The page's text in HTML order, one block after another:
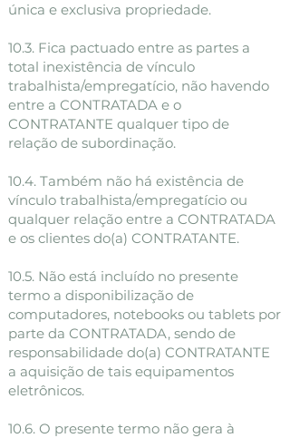
única e exclusiva propriedade.
10.3. Fica pactuado entre as partes a
total inexistência de vínculo
trabalhista/empregatício, não havendo
entre a CONTRATADA e o
CONTRATANTE qualquer tipo de
relação de subordinação.
10.4. Também não há existência de
vínculo trabalhista/empregatício ou
qualquer relação entre a CONTRATADA
e os clientes do(a) CONTRATANTE.
10.5. Não está incluído no presente
termo a disponibilização de
computadores, notebooks ou tablets por
parte da CONTRATADA, sendo de
responsabilidade do(a) CONTRATANTE
a aquisição de tais equipamentos
eletrônicos.
10.6. O presente termo não gera à